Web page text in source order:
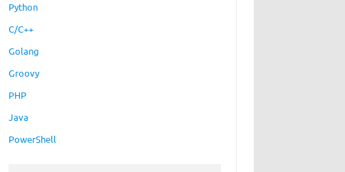
Python
C/C++
Golang
Groovy
PHP
Java
PowerShell